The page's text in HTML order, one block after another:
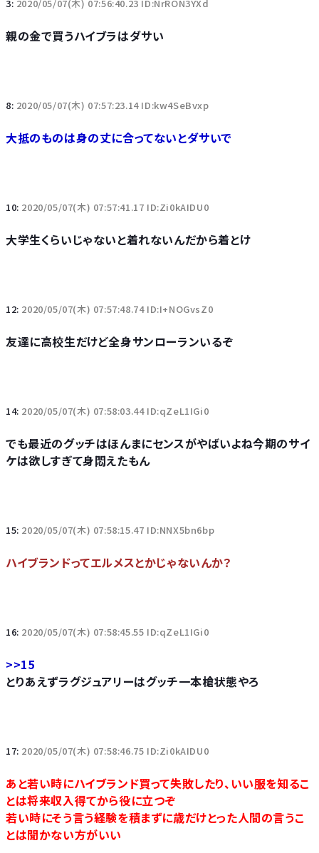
3: 2020/05/07(木) 07:56:40.23 ID:NrRON3YXd
親の金で買うハイブラはダサい
8: 2020/05/07(木) 07:57:23.14 ID:kw4SeBvxp
大抵のものは身の丈に合ってないとダサいで
10: 2020/05/07(木) 07:57:41.17 ID:Zi0kAIDU0
大学生くらいじゃないと着れないんだから着とけ
12: 2020/05/07(木) 07:57:48.74 ID:I+NOGvsZ0
友達に高校生だけど全身サンローランいるぞ
14: 2020/05/07(木) 07:58:03.44 ID:qZeL1IGi0
でも最近のグッチはほんまにセンスがやばいよね今期のサイ
ケは欲しすぎて身悶えたもん
15: 2020/05/07(木) 07:58:15.47 ID:NNX5bn6bp
ハイブランドってエルメスとかじゃないんか？
16: 2020/05/07(木) 07:58:45.55 ID:qZeL1IGi0
>>15
とりあえずラグジュアリーはグッチ一本槍状態やろ
17: 2020/05/07(木) 07:58:46.75 ID:Zi0kAIDU0
あと若い時にハイブランド買って失敗したり、いい服を知るこ
とは将来収入得てから役に立つぞ
若い時にそう言う経験を積まずに歳だけとった人間の言うこ
とは聞かない方がいい